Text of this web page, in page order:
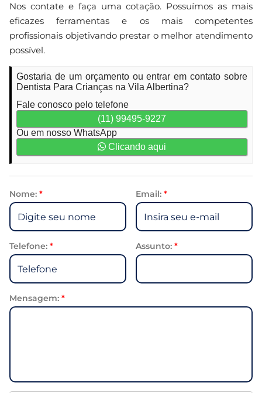
Nos contate e faça uma cotação. Possuímos as mais
eficazes ferramentas e os mais competentes
profissionais objetivando prestar o melhor atendimento
possível.
Gostaria de um orçamento ou entrar em contato sobre
Dentista Para Crianças na Vila Albertina?
Fale conosco pelo telefone
(11) 99495-9227
Ou em nosso WhatsApp
Clicando aqui
Nome: * Email: *
Telefone: * Assunto: *
Mensagem: *